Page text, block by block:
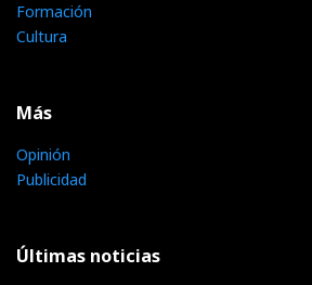
Formación
Cultura
Más
Opinión
Publicidad
Últimas noticias